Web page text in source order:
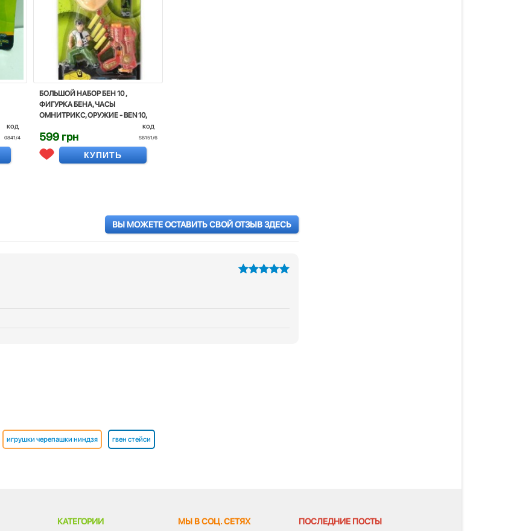
код
0841/4
БОЛЬШОЙ НАБОР БЕН 10 ,
ФИГУРКА БЕНА, ЧАСЫ
ОМНИТРИКС, ОРУЖИЕ - BEN 10,
SUPERHERO, OMNITRIX, BANDAI
599 грн
код
SB151/6
КУПИТЬ
ВЫ МОЖЕТЕ ОСТАВИТЬ СВОЙ ОТЗЫВ ЗДЕСЬ
игрушки черепашки ниндзя гвен стейси
КАТЕГОРИИ МЫ В СОЦ. СЕТЯХ ПОСЛЕДНИЕ ПОСТЫ